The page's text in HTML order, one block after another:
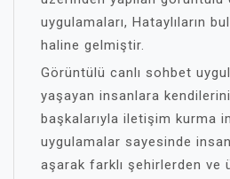
uygulamaları, Hataylıların
haline gelmiştir.
Görüntülü canlı sohbet
yaşayan insanlara
başkalarıyla iletişim kurma
uygulamalar sayesinde
aşarak farklı şehirlerden ve